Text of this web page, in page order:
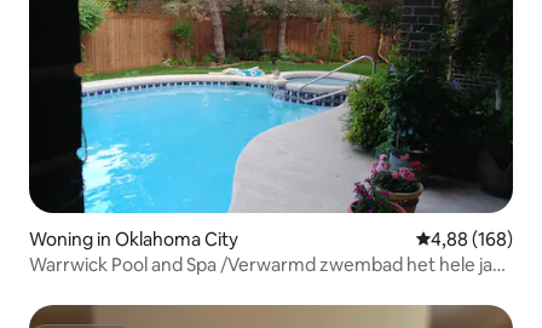
Woning in Oklahoma City Gemiddelde
4,88 (168)
Warrwick Pool and Spa /Verwarmd zwembad het hele jaar